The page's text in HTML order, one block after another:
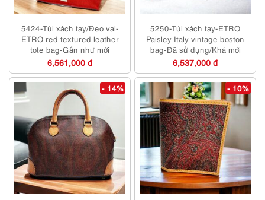
5424-Túi xách tay/Đeo vai-
ETRO red textured leather
tote bag-Gần như mới
6,561,000 đ
5250-Túi xách tay-ETRO
Paisley Italy vintage boston
bag-Đã sử dụng/Khá mới
6,537,000 đ
- 14% - 10%